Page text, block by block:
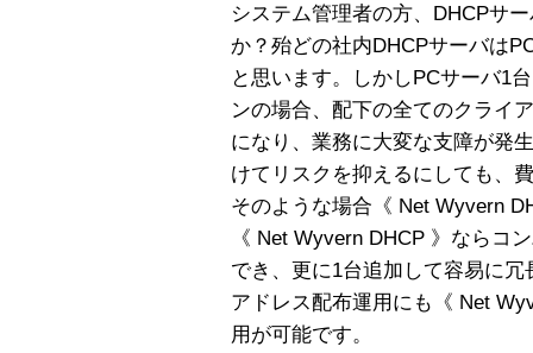
システム管理者の方、DHCPサ
か？殆どの社内DHCPサーバは
と思います。しかしPCサーバ1
ンの場合、配下の全てのクライ
になり、業務に大変な支障が発
けてリスクを抑えるにしても、
そのような場合《 Net Wyvern
《 Net Wyvern DHCP 》ならコ
でき、更に1台追加して容易に
アドレス配布運用にも《 Net
用が可能です。